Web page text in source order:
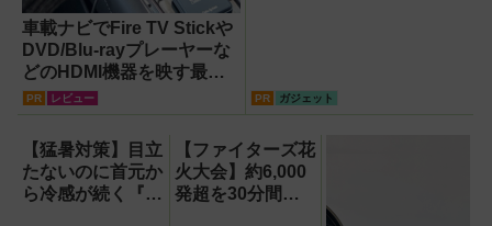
車載ナビでFire TV Stickや
DVD/Blu-rayプレーヤーな
どのHDMI機器を映す最短
ルート。USB接続だけで
ス化できる新機軸アダプタ
ーを徹底解説【データシス
テム『USBKIT』】
PR レビュー PR ガジェット
【猛暑対策】目立
たないのに首元か
ら冷感が続く『レ
【ファイターズ花
火大会】約6,000
発超を30分間打